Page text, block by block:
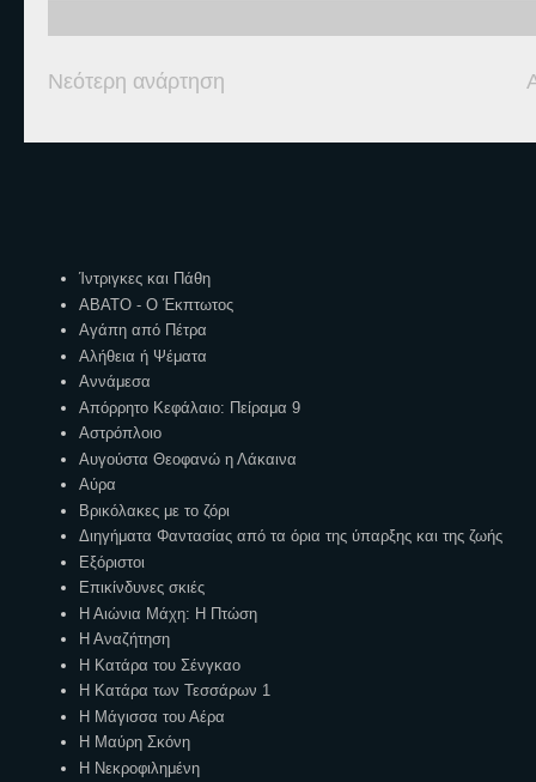
Νεότερη ανάρτηση
Ίντριγκες και Πάθη
ΑΒΑΤΟ - Ο Έκπτωτος
Αγάπη από Πέτρα
Αλήθεια ή Ψέματα
Αννάμεσα
Απόρρητο Κεφάλαιο: Πείραμα 9
Αστρόπλοιο
Αυγούστα Θεοφανώ η Λάκαινα
Αύρα
Βρικόλακες με το ζόρι
Διηγήματα Φαντασίας από τα όρια της ύπαρξης και της ζωής
Εξόριστοι
Επικίνδυνες σκιές
Η Αιώνια Μάχη: Η Πτώση
Η Αναζήτηση
Η Κατάρα του Σένγκαο
Η Κατάρα των Τεσσάρων 1
Η Μάγισσα του Αέρα
Η Μαύρη Σκόνη
Η Νεκροφιλημένη